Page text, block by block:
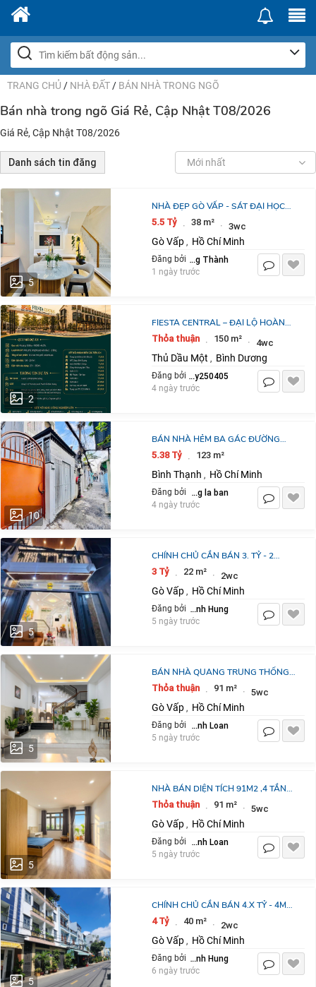
TRANG CHỦ / NHÀ ĐẤT / BÁN NHÀ TRONG NGÕ
Bán nhà trong ngõ Giá Rẻ, Cập Nhật T08/2026
Giá Rẻ, Cập Nhật T08/2026
Danh sách tin đăng Mới nhất
5
NHÀ ĐẸP GÒ VẤP - SÁT ĐẠI HỌC
CÔNG NGHIỆP
5.5 Tỷ · 38 m² · 3wc
Gò Vấp , Hồ Chí Minh
Đăng bởi Trường Thành
1 ngày trước
2
FIESTA CENTRAL – ĐẠI LỘ HOÀNG
KIM TÂM ĐIỂM ĐẦU TƯ GIỮA
THÀNH PHỐ MỚI BÌNH DƯƠNG
Thỏa thuận · 150 m² · 4wc
Thủ Dầu Một , Bình Dương
Đăng bởi thuythuy250405
4 ngày trước
10
BÁN NHÀ HẺM BA GÁC ĐƯỜNG
XVNT, Q.BÌNH THẠNH 123,5 M2 SHR
CHỈ 5TỶ38. LH:0792022984.
5.38 Tỷ · 123 m²
Bình Thạnh , Hồ Chí Minh
Đăng bởi dang la ban
4 ngày trước
5
CHÍNH CHỦ CẦN BÁN 3. TỶ - 2
TẦNG - SD 40M2 - BÙI QUANG LÀ -
GÒ VẤP - NHÀ MỚI
3 Tỷ · 22 m² · 2wc
Gò Vấp , Hồ Chí Minh
Đăng bởi Tran Manh Hung
5 ngày trước
5
BÁN NHÀ QUANG TRUNG THỐNG
NHẤT, NỞ HẬU 91M2, ĐÚC 4 TẦNG,
4 PHÒNG NGỦ , GIÁ 8.5 TỶ THƯƠNG
LƯỢNG -
Thỏa thuận · 91 m² · 5wc
Gò Vấp , Hồ Chí Minh
Đăng bởi Võ Thanh Loan
5 ngày trước
5
NHÀ BÁN DIỆN TÍCH 91M2 ,4 TẦNG,
4 PHÒNG NGỦ LỚN, 5WC, QUANG
TRUNG THỐNG NHẤT, NỞ HẬU TÀI
LỘC, 8.5
Thỏa thuận · 91 m² · 5wc
Gò Vấp , Hồ Chí Minh
Đăng bởi Võ Thanh Loan
5 ngày trước
5
CHÍNH CHỦ CẦN BÁN 4.X TỶ - 4M
X10M - SD 80M2 - THỐNG NHẤT -
GÒ VẤP
4 Tỷ · 40 m² · 2wc
Gò Vấp , Hồ Chí Minh
Đăng bởi Tran Manh Hung
6 ngày trước